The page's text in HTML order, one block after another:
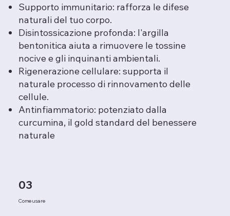
Supporto immunitario: rafforza le difese
naturali del tuo corpo.
Disintossicazione profonda: l'argilla
bentonitica aiuta a rimuovere le tossine
nocive e gli inquinanti ambientali.
Rigenerazione cellulare: supporta il
naturale processo di rinnovamento delle
cellule.
Antinfiammatorio: potenziato dalla
curcumina, il gold standard del benessere
naturale
03
Come usare